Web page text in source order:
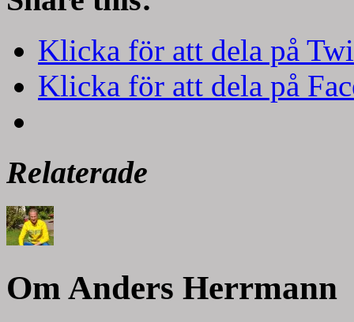
Klicka för att dela på
Klicka för att dela på
Relaterade
Om Anders Herrmann